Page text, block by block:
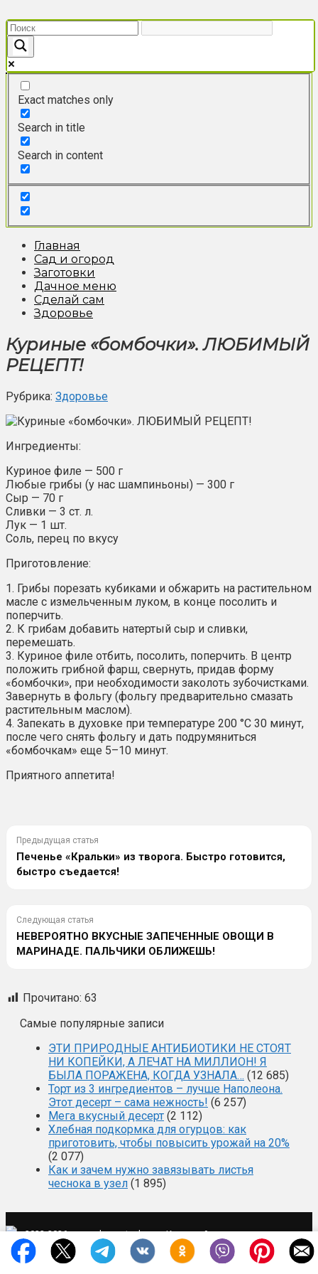
к
контенту
Exact matches only
Search in title
Search in content
Главная
Сад и огород
Заготовки
Дачное меню
Сделай сам
Здоровье
Куриные «бомбочки». ЛЮБИМЫЙ
РЕЦЕПТ!
Рубрика: Здоровье
Ингредиенты:
Куриное филе — 500 г
Любые грибы (у нас шампиньоны) — 300 г
Сыр — 70 г
Сливки — 3 ст. л.
Лук — 1 шт.
Соль, перец по вкусу
Приготовление:
1. Грибы порезать кубиками и обжарить на растительном
масле с измельченным луком, в конце посолить и
поперчить.
2. К грибам добавить натертый сыр и сливки,
перемешать.
3. Куриное филе отбить, посолить, поперчить. В центр
положить грибной фарш, свернуть, придав форму
«бомбочки», при необходимости заколоть зубочистками.
Завернуть в фольгу (фольгу предварительно смазать
растительным маслом).
4. Запекать в духовке при температуре 200 °С 30 минут,
после чего снять фольгу и дать подрумяниться
«бомбочкам» еще 5–10 минут.
Приятного аппетита!
Предыдущая статья
Печенье «Кральки» из творога. Быстро готовится,
быстро съедается!
Следующая статья
НЕВЕРОЯТНО ВКУСНЫЕ ЗАПЕЧЕННЫЕ ОВОЩИ В
МАРИНАДЕ. ПАЛЬЧИКИ ОБЛИЖЕШЬ!
Прочитано: 63
Самые популярные записи
ЭТИ ПРИРОДНЫЕ АНТИБИОТИКИ НЕ СТОЯТ
НИ КОПЕЙКИ, А ЛЕЧАТ НА МИЛЛИОН! Я
БЫЛА ПОРАЖЕНА, КОГДА УЗНАЛА… (12 685)
Торт из 3 ингредиентов – лучше Наполеона.
Этот десерт – сама нежность! (6 257)
Мега вкусный десерт (2 112)
Хлебная подкормка для огурцов: как
приготовить, чтобы повысить урожай на 20%
(2 077)
Как и зачем нужно завязывать листья
чеснока в узел (1 895)
·2022-2026 ·mysad-zagotovka.ru ·Карта сайта